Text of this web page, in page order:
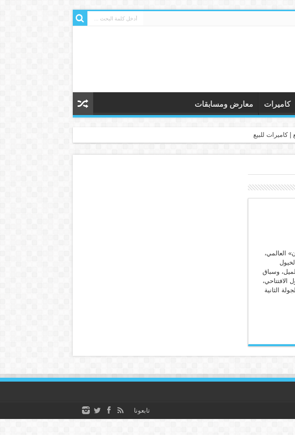
كاميرات معارض ومسابقات
كاميرات للبيع
العالمي،
لمسافة الميل، وسباق
تتنافس في الجولة الثانية
تابعونا